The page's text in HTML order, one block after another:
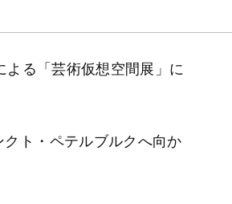
る「芸術仮想空間展」に
ト・ペテルブルクへ向か